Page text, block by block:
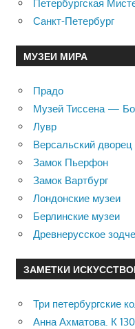
Петербургская
Санкт-Петербург
МУЗЕИ МИРА
Прадо
Музей Тиссена —
Лувр
Версальский дворец
Замок Пьерфон
Замок Вартбург
Лондонские музеи
Берлинские музеи
Древнерусское
ЗАМЕТКИ
Три петербургские
Анна Ахматова. К